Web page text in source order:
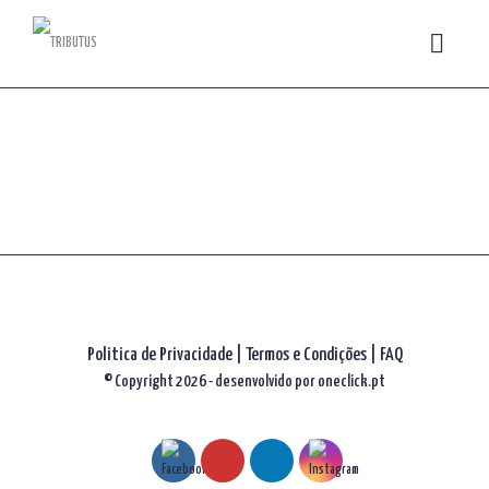
Politica de Privacidade| Termos e Condições FAQ
© Copyright 2026 - desenvolvido por oneclick.pt